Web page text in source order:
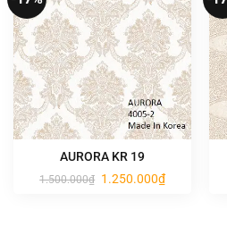
AURORA KR 19
1.500.000₫ Giá
gốc
1.250.000₫Giá
hiện